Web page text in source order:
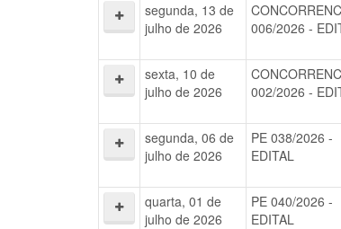
segunda, 13 de
julho de 2026
006/2026 -
sexta, 10 de
julho de 2026
002/2026 -
segunda, 06 de
julho de 2026
PE 038/2026 -
EDITAL
quarta, 01 de
julho de 2026
PE 040/2026 -
EDITAL